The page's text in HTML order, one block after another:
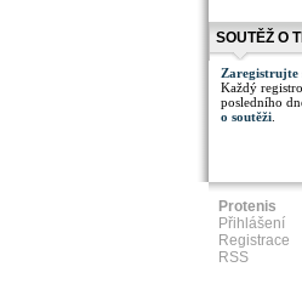
SOUTĚŽ O
Zaregistrujte
Každý
posledního
o soutěži
Protenis
Přihlášení
Registrace
RSS